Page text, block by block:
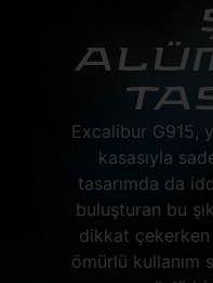
Excalibur G915,
kasasıyla
tasarımda da
buluşturan bu
dikkat çekerken
ömürlü kullanım